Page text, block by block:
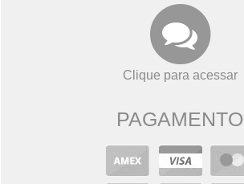
Clique para acessar
PAGAMENTO